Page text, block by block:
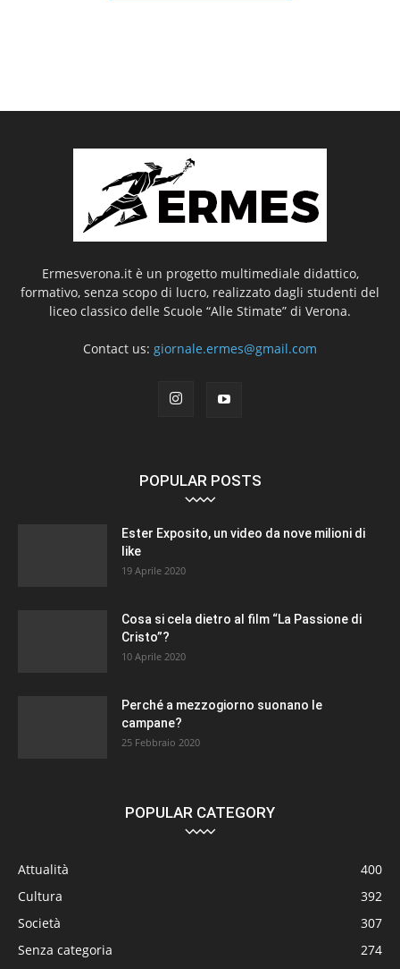
Ermesverona.it è un progetto multimediale didattico,
formativo, senza scopo di lucro, realizzato dagli studenti del
liceo classico delle Scuole “Alle Stimate” di Verona.
Contact us: giornale.ermes@gmail.com
POPULAR POSTS
Ester Exposito, un video da nove milioni di
like
19 Aprile 2020
Cosa si cela dietro al film “La Passione di
Cristo”?
10 Aprile 2020
Perché a mezzogiorno suonano le
campane?
25 Febbraio 2020
POPULAR CATEGORY
Attualità
400
Cultura
392
Società
307
Senza categoria
274